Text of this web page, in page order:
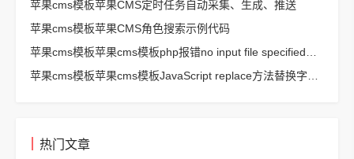
苹果cms模板苹果CMS定时任务自动采集、生成、推送
苹果cms模板苹果CMS角色搜索示例代码
苹果cms模板苹果cms模板php报错no input file specified解决方法
苹果cms模板苹果cms模板JavaScript replace方法替换字符串空格方法
热门文章